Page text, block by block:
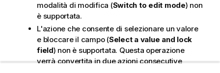
modalità di modifica (Switch to edit mode) non
è supportata.
L'azione che consente di selezionare un valore
e bloccare il campo (Select a value and lock
field) non è supportata. Questa operazione
verrà convertita in due azioni consecutive,